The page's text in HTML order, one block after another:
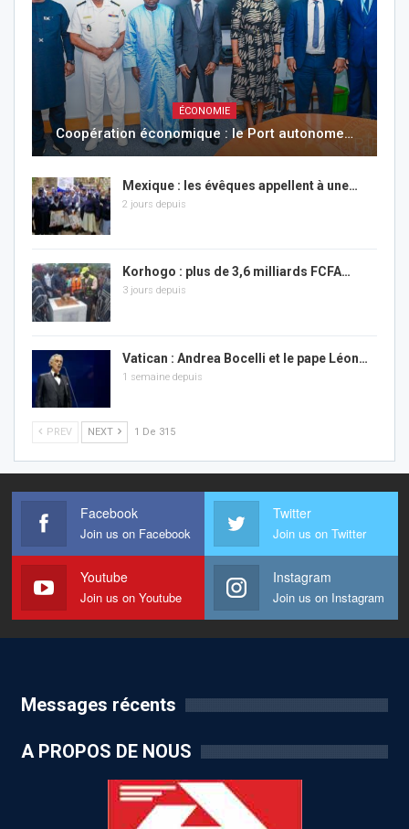
ÉCONOMIE
Coopération économique : le Port autonome…
Mexique : les évêques appellent à une…
2 jours depuis
Korhogo : plus de 3,6 milliards FCFA…
3 jours depuis
Vatican : Andrea Bocelli et le pape Léon…
1 semaine depuis
PREV NEXT 1 De 315
Facebook
Join us on Facebook
Twitter
Join us on Twitter
Youtube
Join us on Youtube
Instagram
Join us on Instagram
Messages récents
A PROPOS DE NOUS